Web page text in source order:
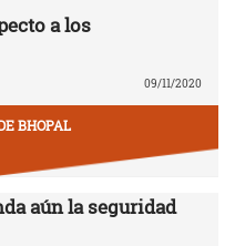
a los
09/11/2020
BHOPAL
aún la seguridad